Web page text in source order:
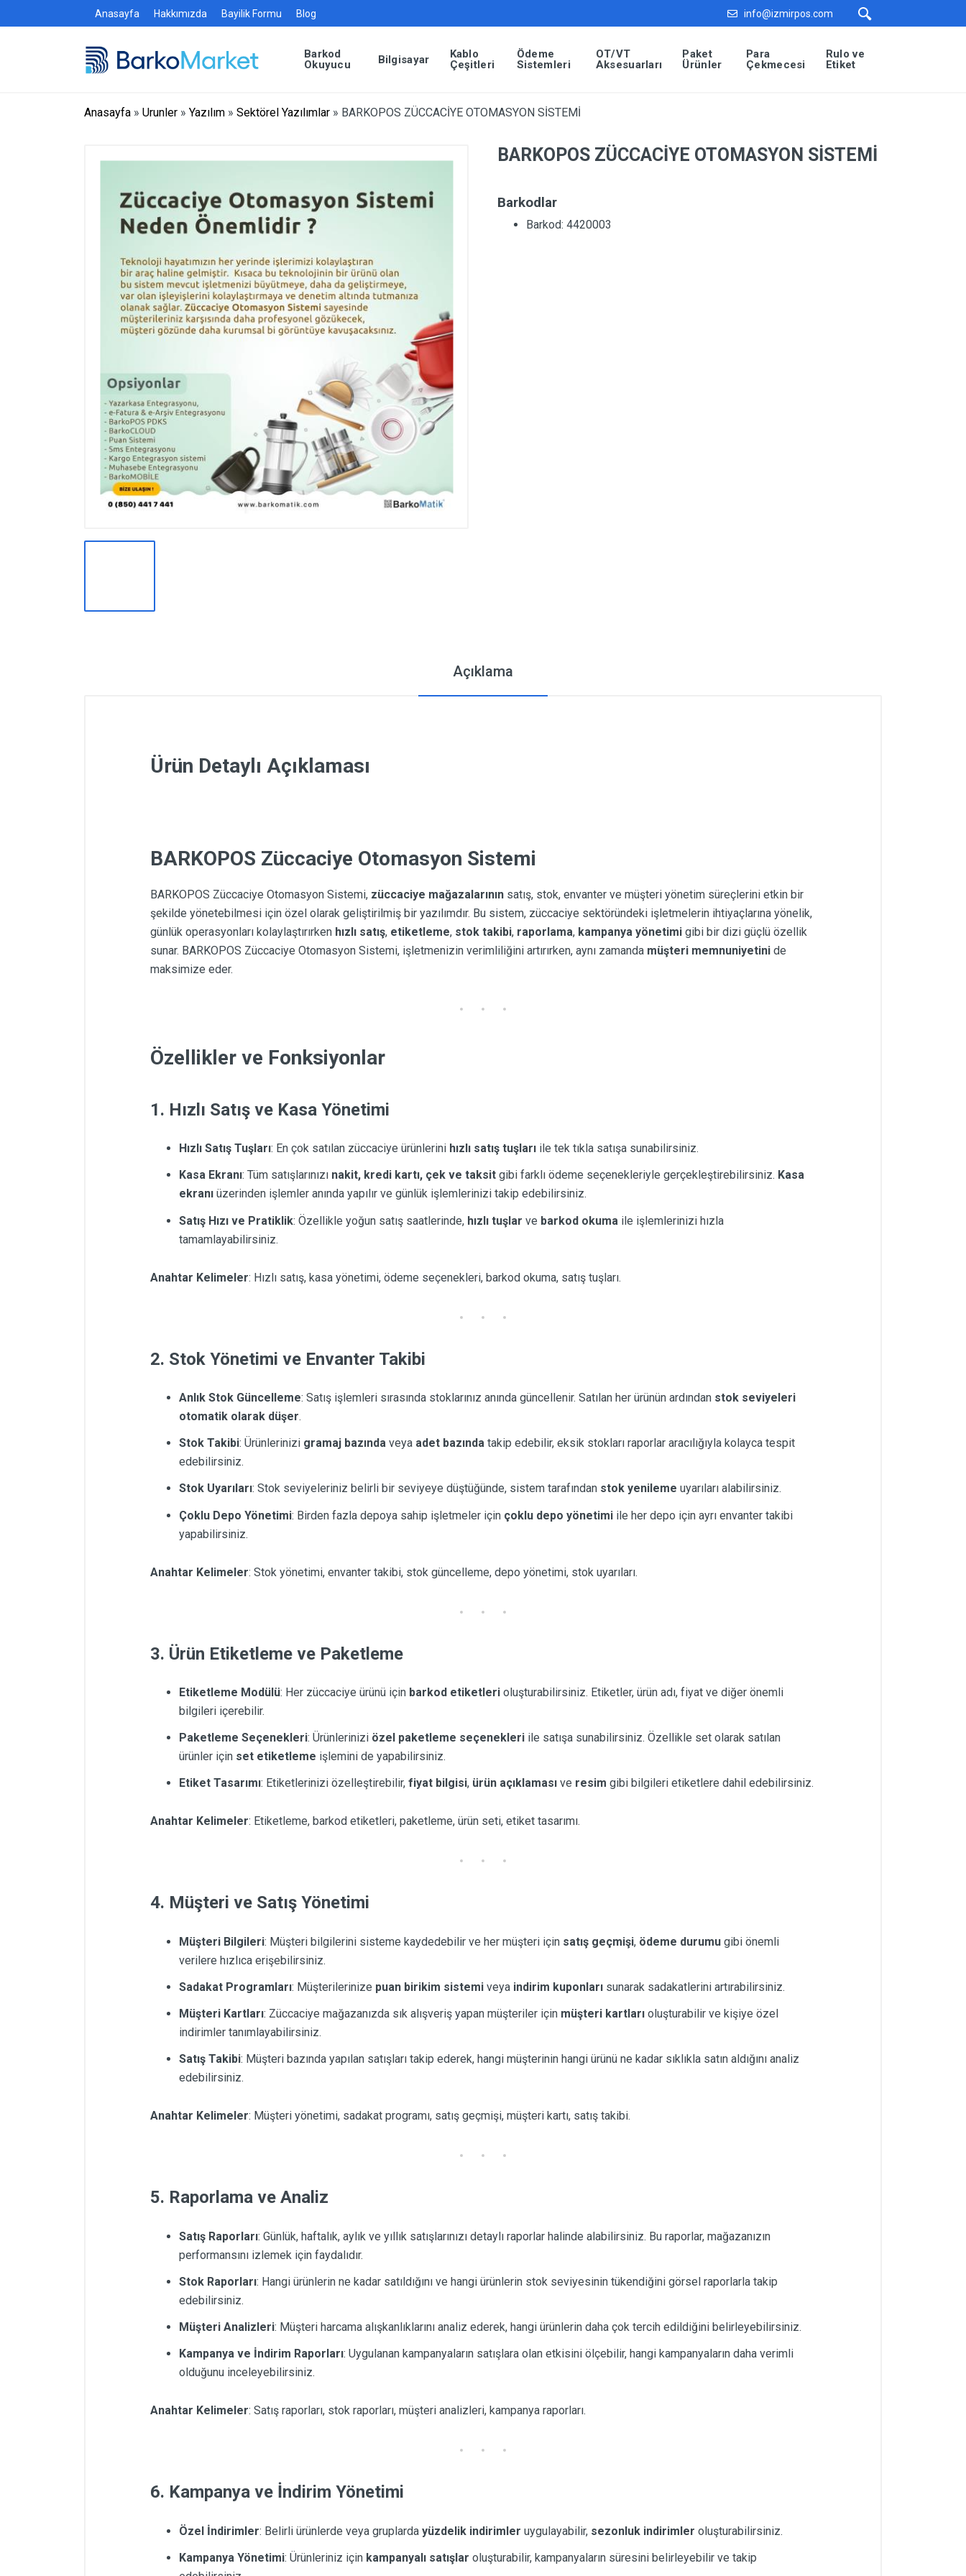
Anasayfa Hakkımızda Bayilik Formu Blog info@izmirpos.com
Barkod
Okuyucu
Bilgisayar
Kablo
Çeşitleri
Ödeme
Sistemleri
OT/VT
Aksesuarları
Paket
Ürünler
Para
Çekmecesi
Rulo ve
Etiket
Anasayfa » Urunler » Yazılım » Sektörel Yazılımlar » BARKOPOS ZÜCCACİYE OTOMASYON SİSTEMİ
BARKOPOS ZÜCCACİYE OTOMASYON SİSTEMİ
Barkodlar
Barkod: 4420003
Açıklama
Ürün Detaylı Açıklaması
BARKOPOS Züccaciye Otomasyon Sistemi
BARKOPOS Züccaciye Otomasyon Sistemi, züccaciye mağazalarının satış, stok, envanter ve müşteri yönetim süreçlerini etkin bir
şekilde yönetebilmesi için özel olarak geliştirilmiş bir yazılımdır. Bu sistem, züccaciye sektöründeki işletmelerin ihtiyaçlarına yönelik,
günlük operasyonları kolaylaştırırken hızlı satış, etiketleme, stok takibi, raporlama, kampanya yönetimi gibi bir dizi güçlü özellik
sunar. BARKOPOS Züccaciye Otomasyon Sistemi, işletmenizin verimliliğini artırırken, aynı zamanda müşteri memnuniyetini de
maksimize eder.
Özellikler ve Fonksiyonlar
1. Hızlı Satış ve Kasa Yönetimi
Hızlı Satış Tuşları: En çok satılan züccaciye ürünlerini hızlı satış tuşları ile tek tıkla satışa sunabilirsiniz.
Kasa Ekranı: Tüm satışlarınızı nakit, kredi kartı, çek ve taksit gibi farklı ödeme seçenekleriyle gerçekleştirebilirsiniz. Kasa
ekranı üzerinden işlemler anında yapılır ve günlük işlemlerinizi takip edebilirsiniz.
Satış Hızı ve Pratiklik: Özellikle yoğun satış saatlerinde, hızlı tuşlar ve barkod okuma ile işlemlerinizi hızla
tamamlayabilirsiniz.
Anahtar Kelimeler: Hızlı satış, kasa yönetimi, ödeme seçenekleri, barkod okuma, satış tuşları.
2. Stok Yönetimi ve Envanter Takibi
Anlık Stok Güncelleme: Satış işlemleri sırasında stoklarınız anında güncellenir. Satılan her ürünün ardından stok seviyeleri
otomatik olarak düşer.
Stok Takibi: Ürünlerinizi gramaj bazında veya adet bazında takip edebilir, eksik stokları raporlar aracılığıyla kolayca tespit
edebilirsiniz.
Stok Uyarıları: Stok seviyeleriniz belirli bir seviyeye düştüğünde, sistem tarafından stok yenileme uyarıları alabilirsiniz.
Çoklu Depo Yönetimi: Birden fazla depoya sahip işletmeler için çoklu depo yönetimi ile her depo için ayrı envanter takibi
yapabilirsiniz.
Anahtar Kelimeler: Stok yönetimi, envanter takibi, stok güncelleme, depo yönetimi, stok uyarıları.
3. Ürün Etiketleme ve Paketleme
Etiketleme Modülü: Her züccaciye ürünü için barkod etiketleri oluşturabilirsiniz. Etiketler, ürün adı, fiyat ve diğer önemli
bilgileri içerebilir.
Paketleme Seçenekleri: Ürünlerinizi özel paketleme seçenekleri ile satışa sunabilirsiniz. Özellikle set olarak satılan
ürünler için set etiketleme işlemini de yapabilirsiniz.
Etiket Tasarımı: Etiketlerinizi özelleştirebilir, fiyat bilgisi, ürün açıklaması ve resim gibi bilgileri etiketlere dahil edebilirsiniz.
Anahtar Kelimeler: Etiketleme, barkod etiketleri, paketleme, ürün seti, etiket tasarımı.
4. Müşteri ve Satış Yönetimi
Müşteri Bilgileri: Müşteri bilgilerini sisteme kaydedebilir ve her müşteri için satış geçmişi, ödeme durumu gibi önemli
verilere hızlıca erişebilirsiniz.
Sadakat Programları: Müşterilerinize puan birikim sistemi veya indirim kuponları sunarak sadakatlerini artırabilirsiniz.
Müşteri Kartları: Züccaciye mağazanızda sık alışveriş yapan müşteriler için müşteri kartları oluşturabilir ve kişiye özel
indirimler tanımlayabilirsiniz.
Satış Takibi: Müşteri bazında yapılan satışları takip ederek, hangi müşterinin hangi ürünü ne kadar sıklıkla satın aldığını analiz
edebilirsiniz.
Anahtar Kelimeler: Müşteri yönetimi, sadakat programı, satış geçmişi, müşteri kartı, satış takibi.
5. Raporlama ve Analiz
Satış Raporları: Günlük, haftalık, aylık ve yıllık satışlarınızı detaylı raporlar halinde alabilirsiniz. Bu raporlar, mağazanızın
performansını izlemek için faydalıdır.
Stok Raporları: Hangi ürünlerin ne kadar satıldığını ve hangi ürünlerin stok seviyesinin tükendiğini görsel raporlarla takip
edebilirsiniz.
Müşteri Analizleri: Müşteri harcama alışkanlıklarını analiz ederek, hangi ürünlerin daha çok tercih edildiğini belirleyebilirsiniz.
Kampanya ve İndirim Raporları: Uygulanan kampanyaların satışlara olan etkisini ölçebilir, hangi kampanyaların daha verimli
olduğunu inceleyebilirsiniz.
Anahtar Kelimeler: Satış raporları, stok raporları, müşteri analizleri, kampanya raporları.
6. Kampanya ve İndirim Yönetimi
Özel İndirimler: Belirli ürünlerde veya gruplarda yüzdelik indirimler uygulayabilir, sezonluk indirimler oluşturabilirsiniz.
Kampanya Yönetimi: Ürünleriniz için kampanyalı satışlar oluşturabilir, kampanyaların süresini belirleyebilir ve takip